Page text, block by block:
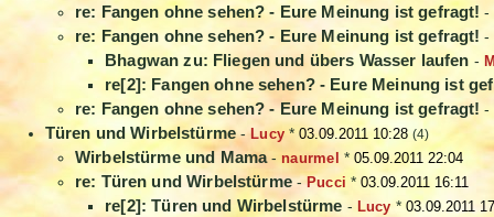
re: Fangen ohne sehen? - Eure Meinung ist gefragt! -
re: Fangen ohne sehen? - Eure Meinung ist gefragt! -
Bhagwan zu: Fliegen und übers Wasser laufen -
re[2]: Fangen ohne sehen? - Eure Meinung ist
re: Fangen ohne sehen? - Eure Meinung ist gefragt! -
Türen und Wirbelstürme-Lucy *03.09.2011 10:28 (4)
Wirbelstürme und Mama-naurmel * 05.09.2011 22:04
re: Türen und Wirbelstürme-Pucci *03.09.2011 16:11
re[2]: Türen und Wirbelstürme - Lucy* 03.09.2011